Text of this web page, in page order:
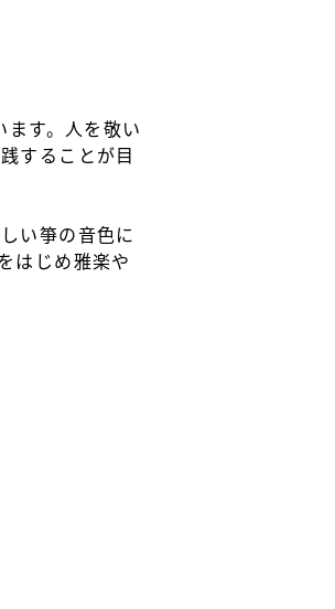
す。人を敬い
することが目
い箏の音色に
はじめ雅楽や